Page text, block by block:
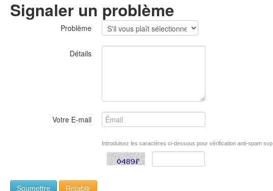
Signaler un problème
Problème
Détails
Votre E-mail
Introduisez les caractères ci-dessous pour vérification anti-spam svp.